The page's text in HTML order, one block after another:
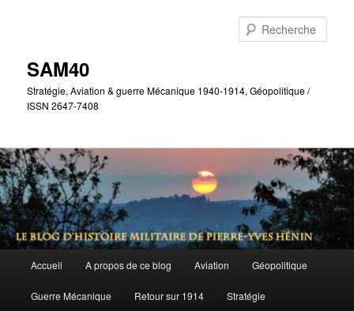
SAM40
Stratégie, Aviation & guerre Mécanique 1940-1914, Géopolitique /
ISSN 2647-7408
principal
Accueil A propos de ce blog Aviation Géopolitique
Guerre Mécanique Retour sur 1914 Stratégie